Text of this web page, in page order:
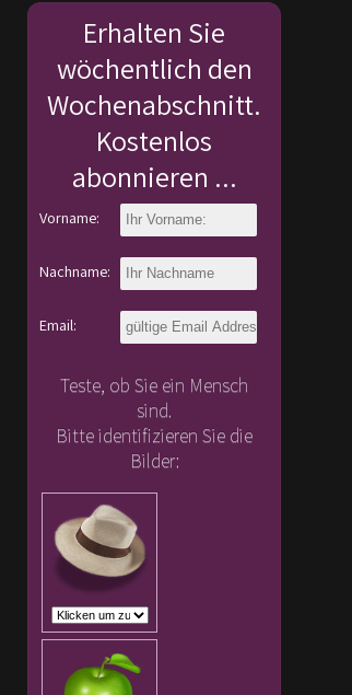
Erhalten Sie
wöchentlich den
Wochenabschnitt.
Kostenlos
abonnieren ...
Vorname:
Nachname:
Email:
Teste, ob Sie ein Mensch
sind.
Bitte identifizieren Sie die
Bilder: